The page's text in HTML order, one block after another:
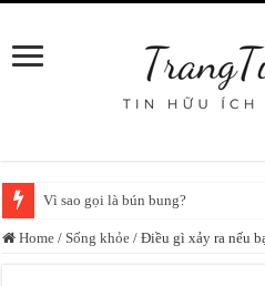
Vì sao gọi là bún bung?
Home / Sống khỏe / Điều gì xảy ra nếu